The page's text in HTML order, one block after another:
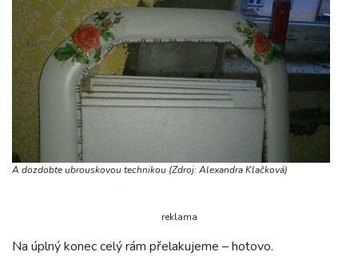
A dozdobte ubrouskovou technikou (Zdroj: Alexandra Klačková)
reklama
Na úplný konec celý rám přelakujeme – hotovo.